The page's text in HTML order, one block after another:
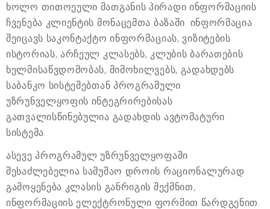
ხოლო თითოეული მათგანის პირადი ინფორმაციის
ჩვენება კლიენტის მონაცემთა ბაზაში. ინფორმაცია
შეიცავს საკონტაქტო ინფორმაციას, ვიზიტების
ისტორიას, არჩეულ კლასებს, კლუბის ბარათების
ხელმისაწვდომობას, მიმოხილვებს, გადახდებს.
საბანკო სისტემებთან პროგრამული
უზრუნველყოფის ინტეგრირებისას
გათვალისწინებულია გადახდის ავტომატური
სისტემა.
ასევე პროგრამულ უზრუნველყოფაში
შესაძლებელია სამუშაო დროის რაციონალურად
გამოყენება კლასის განრიგის შექმნით,
ინფორმაციის ელექტრონული ფორმით წარდგენით.